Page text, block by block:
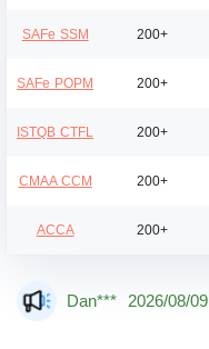
SAFe SSM 200+
SAFe POPM 200+
ISTQB CTFL 200+
CMAA CCM 200+
ACCA 200+
Dan*** 2026/08/09